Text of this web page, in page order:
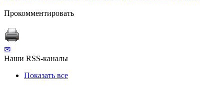
Прокомментировать
✉
Наши RSS-каналы
Показать все